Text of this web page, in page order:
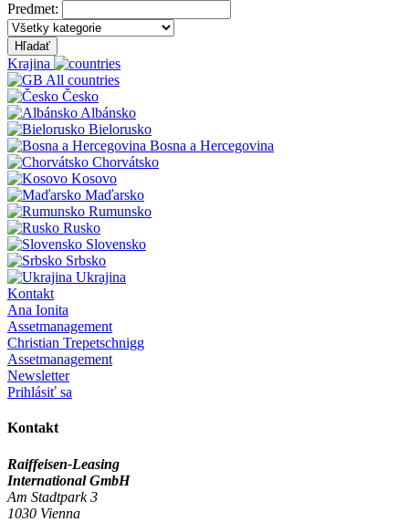
Predmet:
Hľadať
Krajina
All countries
Česko
Albánsko
Bielorusko
Bosna a Hercegovina
Chorvátsko
Kosovo
Maďarsko
Rumunsko
Rusko
Slovensko
Srbsko
Ukrajina
Kontakt
Ana Ionita
Assetmanagement
Christian Trepetschnigg
Assetmanagement
Newsletter
Prihlásiť sa
Kontakt
Raiffeisen-Leasing
International GmbH
Am Stadtpark 3
1030 Vienna